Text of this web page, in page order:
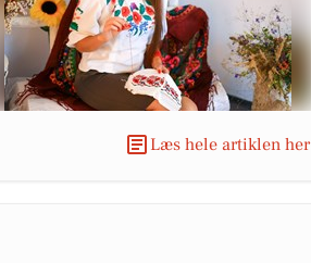
Læs hele artiklen her